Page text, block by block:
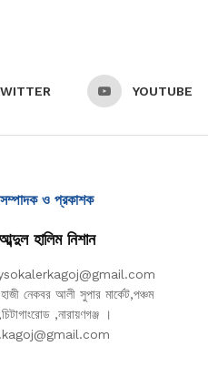
YOUTUBE
সম্পাদক ও প্রকাশক
হালিম নিশান
হাজী নেকবর আলী সুপার মার্কেট,পঞ্চম
,নারায়ণগঞ্জ ।